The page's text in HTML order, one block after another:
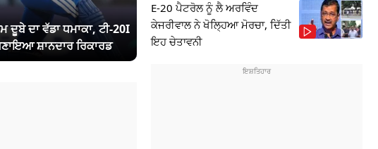
ਦੂਬੇ ਦਾ ਵੱਡਾ ਧਮਾਕਾ, ਟੀ-20I
ਸ਼ਾਨਦਾਰ ਰਿਕਾਰਡ
E-20 ਪੈਟਰੋਲ ਨੂੰ ਲੈ ਅਰਵਿੰਦ
ਕੇਜਰੀਵਾਲ ਨੇ ਖੋਲ੍ਹਿਆ ਮੋਰਚਾ, ਦਿੱਤੀ
ਇਹ ਚੇਤਾਵਨੀ